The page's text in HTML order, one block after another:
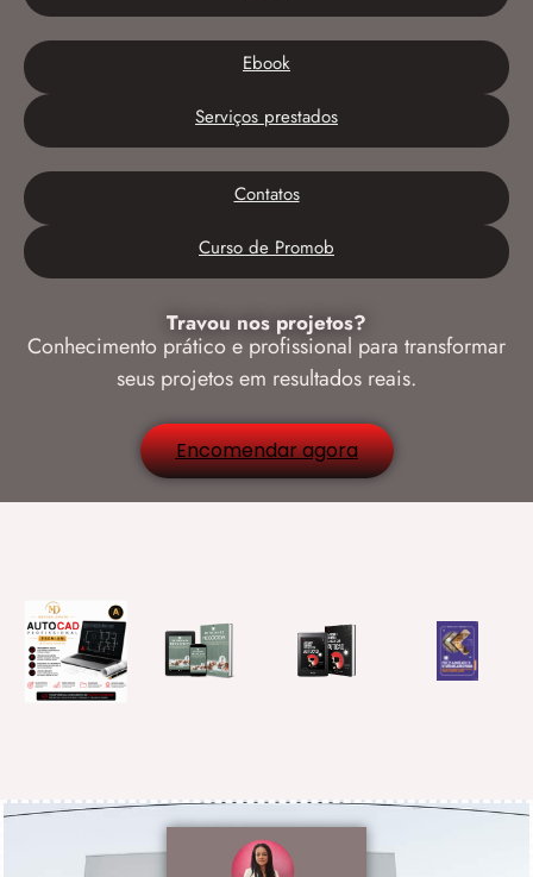
Ebook
Serviços prestados
Contatos
Curso de Promob
Travou nos projetos?
Conhecimento prático e profissional para transformar
seus projetos em resultados reais.
Encomendar agora